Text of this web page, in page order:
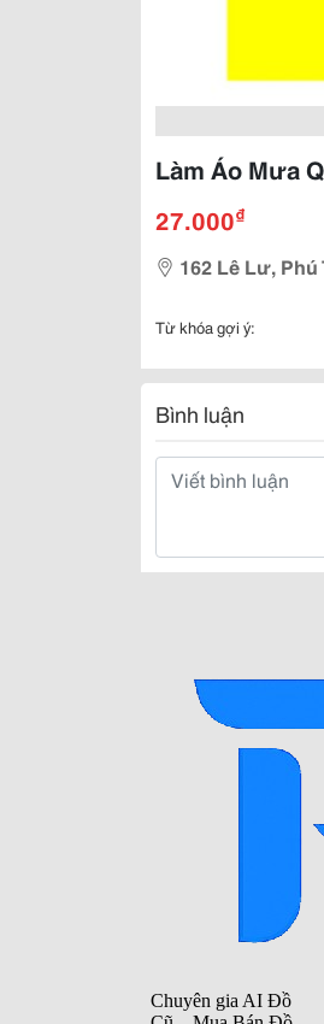
Làm Áo Mưa
27.000₫
162 Lê Lư,
Từ khóa gợi ý:
Bình luận